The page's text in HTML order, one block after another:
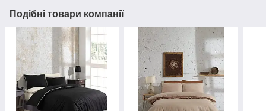
Подібні товари компанії